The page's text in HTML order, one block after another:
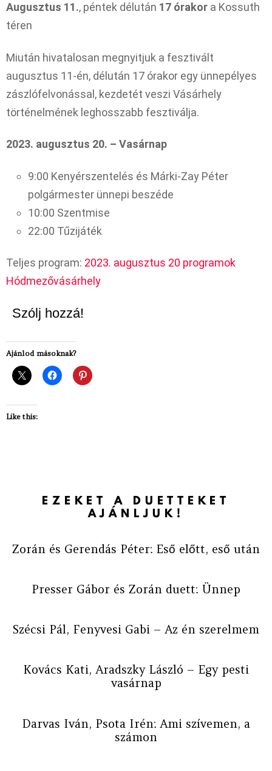
Augusztus 11., péntek délután 17 órakor a Kossuth
téren
Miután hivatalosan megnyitjuk a fesztivált
augusztus 11-én, délután 17 órakor egy ünnepélyes
zászlófelvonással, kezdetét veszi Vásárhely
történelmének leghosszabb fesztiválja.
2023. augusztus 20. – Vasárnap
9:00 Kenyérszentelés és Márki-Zay Péter
polgármester ünnepi beszéde
10:00 Szentmise
22:00 Tűzijáték
Teljes program: 2023. augusztus 20 programok
Hódmezővásárhely
Szólj hozzá!
Ajánlod másoknak?
Like this:
EZEKET A DUETTEKET
AJÁNLJUK!
Zorán és Gerendás Péter: Eső előtt, eső után
Presser Gábor és Zorán duett: Ünnep
Szécsi Pál, Fenyvesi Gabi – Az én szerelmem
Kovács Kati, Aradszky László – Egy pesti
vasárnap
Darvas Iván, Psota Irén: Ami szívemen, a
számon